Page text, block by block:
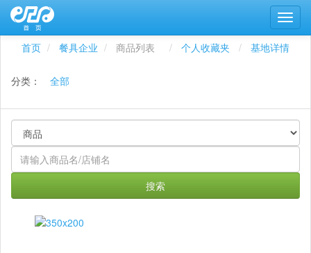
首页 餐具企业 商品列表 基地详情
个人收藏夹
分类： 全部
搜索